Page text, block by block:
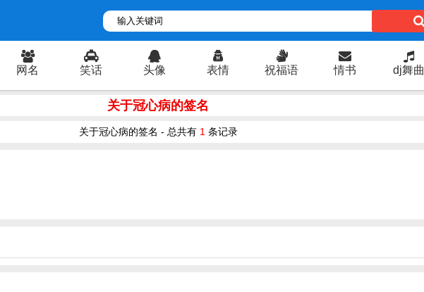
网名 笑话 头像 表情 祝福语 情书 dj舞曲
关于冠心病的签名
关于冠心病的签名 - 总共有 1 条记录